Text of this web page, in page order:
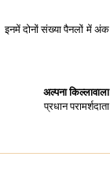
इनमें दोनों संख्या पैनलों में अंक
अल्पना किल्लावाला
प्रधान परामर्शदाता